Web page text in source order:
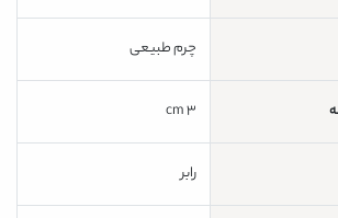
چرم طبیعی
رابر